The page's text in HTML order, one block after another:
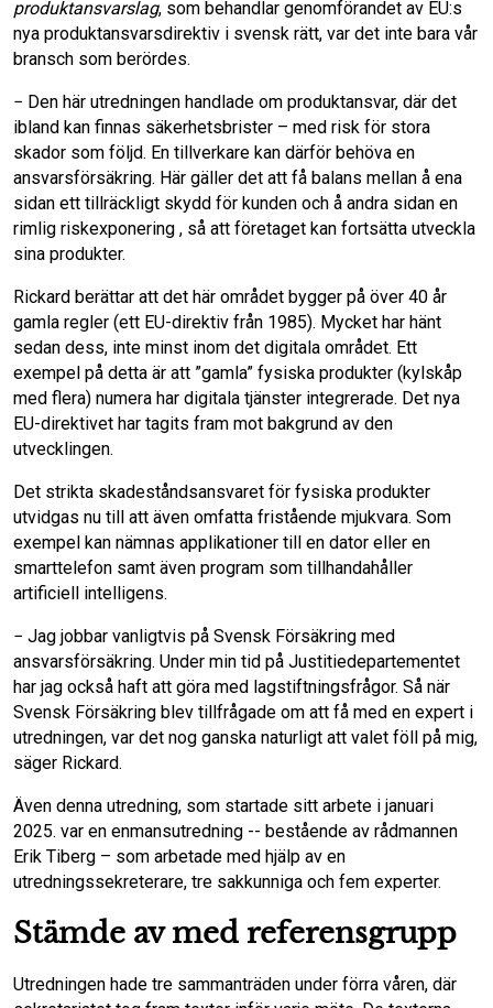
produktansvarslag, som behandlar genomförandet av EU:s
nya produktansvarsdirektiv i svensk rätt, var det inte bara vår
bransch som berördes.
− Den här utredningen handlade om produktansvar, där det
ibland kan finnas säkerhetsbrister – med risk för stora
skador som följd. En tillverkare kan därför behöva en
ansvarsförsäkring. Här gäller det att få balans mellan å ena
sidan ett tillräckligt skydd för kunden och å andra sidan en
rimlig riskexponering , så att företaget kan fortsätta utveckla
sina produkter.
Rickard berättar att det här området bygger på över 40 år
gamla regler (ett EU-direktiv från 1985). Mycket har hänt
sedan dess, inte minst inom det digitala området. Ett
exempel på detta är att ”gamla” fysiska produkter (kylskåp
med flera) numera har digitala tjänster integrerade. Det nya
EU-direktivet har tagits fram mot bakgrund av den
utvecklingen.
Det strikta skadeståndsansvaret för fysiska produkter
utvidgas nu till att även omfatta fristående mjukvara. Som
exempel kan nämnas applikationer till en dator eller en
smarttelefon samt även program som tillhandahåller
artificiell intelligens.
− Jag jobbar vanligtvis på Svensk Försäkring med
ansvarsförsäkring. Under min tid på Justitiedepartementet
har jag också haft att göra med lagstiftningsfrågor. Så när
Svensk Försäkring blev tillfrågade om att få med en expert i
utredningen, var det nog ganska naturligt att valet föll på mig,
säger Rickard.
Även denna utredning, som startade sitt arbete i januari
2025. var en enmansutredning -- bestående av rådmannen
Erik Tiberg – som arbetade med hjälp av en
utredningssekreterare, tre sakkunniga och fem experter.
Stämde av med referensgrupp
Utredningen hade tre sammanträden under förra våren, där